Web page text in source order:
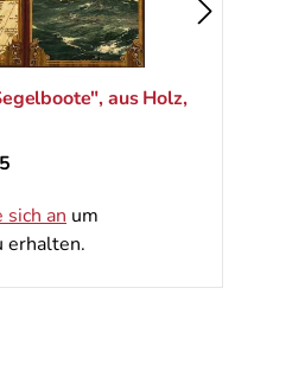
aus Holz,
sich an um
erhalten.